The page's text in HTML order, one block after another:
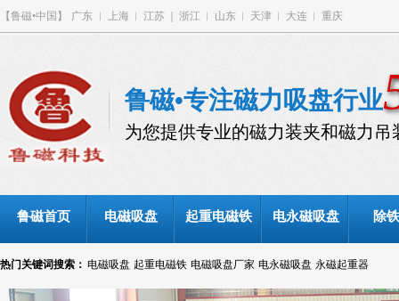
【鲁磁•中国】 广东 上海 江苏 浙江 山东 天津 大连 重庆
鲁磁•专注磁力吸盘行业
为您提供专业的磁力装夹和磁力吊
鲁磁首页 电磁吸盘 起重电磁铁 电永磁吸盘 除
热门关键词搜索： 电磁吸盘 起重电磁铁 电磁吸盘厂家 电永磁吸盘 永磁起重器